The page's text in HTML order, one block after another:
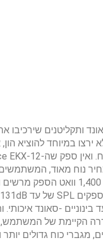
ותקליטנים שירכיבו
במיוחד להוציא הון,
נוח מאוד,
בינוניים -סאונד איכותי.
הקיימת של המשתמש,
מגברי כוח גדולים יותר